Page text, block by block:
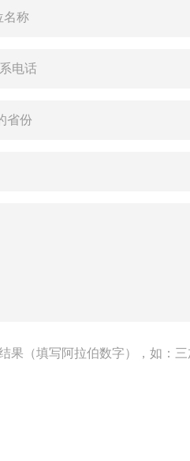
果（填写阿拉伯数字），如：